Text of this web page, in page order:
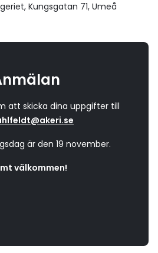
Kungsgatan 71, Umeå
att skicka dina uppgifter till
är den 19 november.
välkommen!